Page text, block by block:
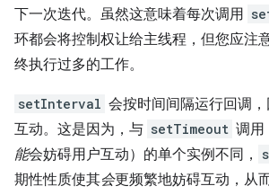
下一次迭代。虽然这意味着每次调用
环都会将控制权让给主线程，但您应注
终执行过多的工作。
setInterval 会按时间间隔运行回调
互动。这是因为，与 setTimeout 调用
能会妨碍用户互动）的单个实例不同，
期性性质使其会更频繁地妨碍互动，从